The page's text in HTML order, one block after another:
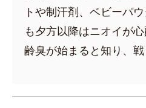
トや制汗剤、ベビーパ
も夕方以降はニオイが
齢臭が始まると知り、戦